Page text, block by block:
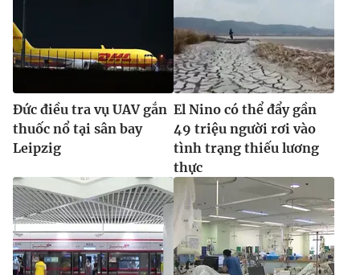
Đức điều tra vụ UAV gắn
thuốc nổ tại sân bay
Leipzig
El Nino có thể đẩy gần
49 triệu người rơi vào
tình trạng thiếu lương
thực